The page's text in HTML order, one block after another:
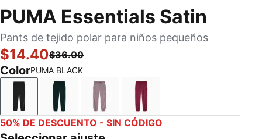
PUMA Essentials Satin
Pants de tejido polar para niños pequeños
$14.40$36.00
ColorPUMA BLACK
PUMA BLACKGREEN TERRAIN
PLUM JAMBERRY
50% DE DESCUENTO - SIN CÓDIGO